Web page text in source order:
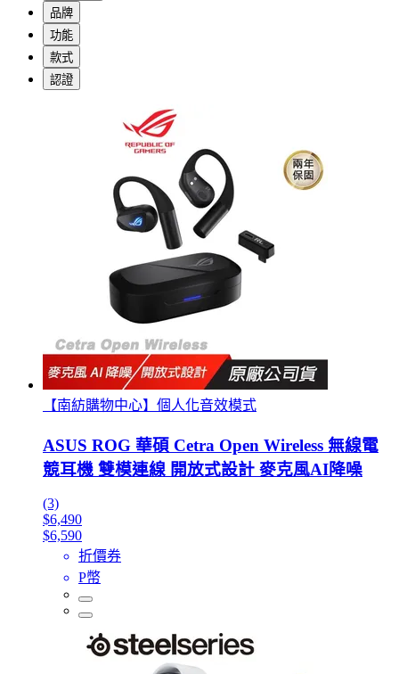
品牌
功能
款式
認證
【南紡購物中心】個人化音效模式
ASUS ROG 華碩 Cetra Open Wireless 無線電
競耳機 雙模連線 開放式設計 麥克風AI降噪
(3)
$6,490
$6,590
折價券
P幣